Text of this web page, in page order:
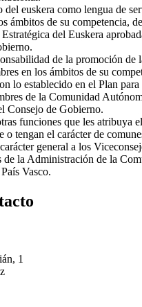
del euskera como lengua de
ámbitos de su competencia,
del Euskera
de la promoción de
en los ámbitos de su
lo establecido en el Plan
de la Comunidad
Consejo de Gobierno.
funciones que les atribuya
o tengan el carácter de
general a los
de la Administración de la
Vasco.
1